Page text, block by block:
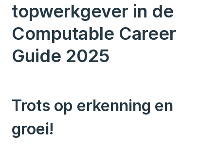
topwerkgever in de
Computable Career
Guide 2025
Trots op erkenning en
groei!